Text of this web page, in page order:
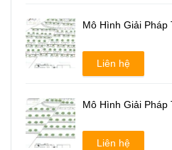
Mô Hình Giải
Liên hệ
Mô Hình Giải
Liên hệ